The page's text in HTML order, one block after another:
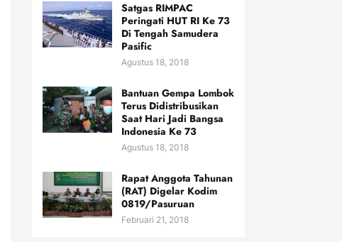
Satgas RIMPAC
Peringati HUT RI Ke 73
Di Tengah Samudera
Pasific
Agustus 18, 2018
Bantuan Gempa Lombok
Terus Didistribusikan
Saat Hari Jadi Bangsa
Indonesia Ke 73
Agustus 18, 2018
Rapat Anggota Tahunan
(RAT) Digelar Kodim
0819/Pasuruan
Februari 21, 2018